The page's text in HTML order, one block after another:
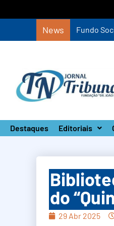
News Fundo
Destaques Editoriais
do
29 Abr 2025